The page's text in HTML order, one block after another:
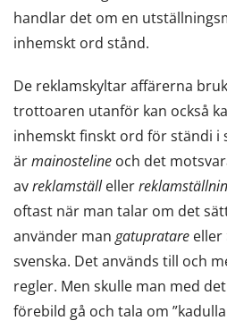
handlar det om en
inhemskt ord stånd.
De reklamskyltar affärerna
trottoaren utanför kan också
inhemskt finskt ord för ständi i
ärmainosteline och det
avreklamställeller
oftast när man talar om det
använder man gatupratare eller
svenska. Det används till och
regler. Men skulle man med
förebild gå och tala om